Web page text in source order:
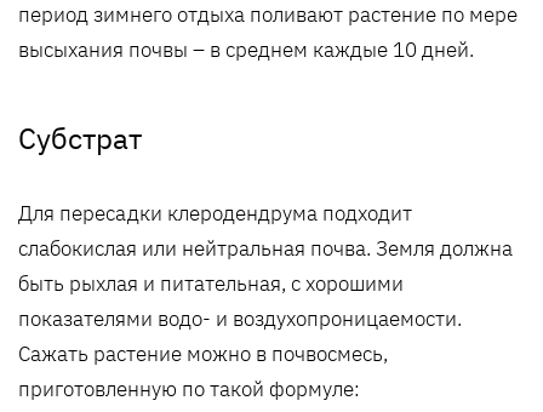
период зимнего отдыха поливают растение по мере
высыхания почвы – в среднем каждые 10 дней.
Субстрат
Для пересадки клеродендрума подходит
слабокислая или нейтральная почва. Земля должна
быть рыхлая и питательная, с хорошими
показателями водо- и воздухопроницаемости.
Сажать растение можно в почвосмесь,
приготовленную по такой формуле: